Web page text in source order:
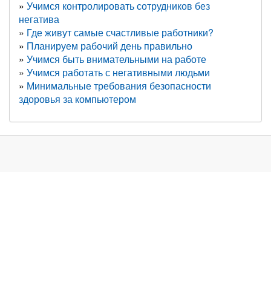
Учимся контролировать сотрудников без
негатива
Где живут самые счастливые работники?
Планируем рабочий день правильно
Учимся быть внимательными на работе
Учимся работать с негативными людьми
Минимальные требования безопасности
здоровья за компьютером